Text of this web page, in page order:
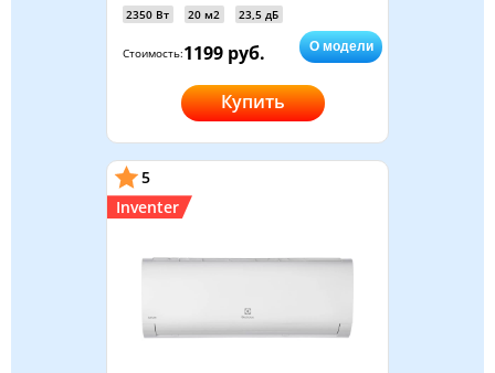
2350 Вт 20 м2 23,5 дБ
Стоимость:1199 руб. О модели
Купить
5
Inventer